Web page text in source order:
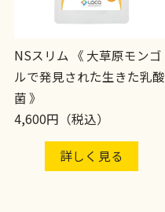
NSスリム 《 大草原モンゴ
ルで発見された生きた乳酸
菌 》
4,600円（税込）
詳しく見る